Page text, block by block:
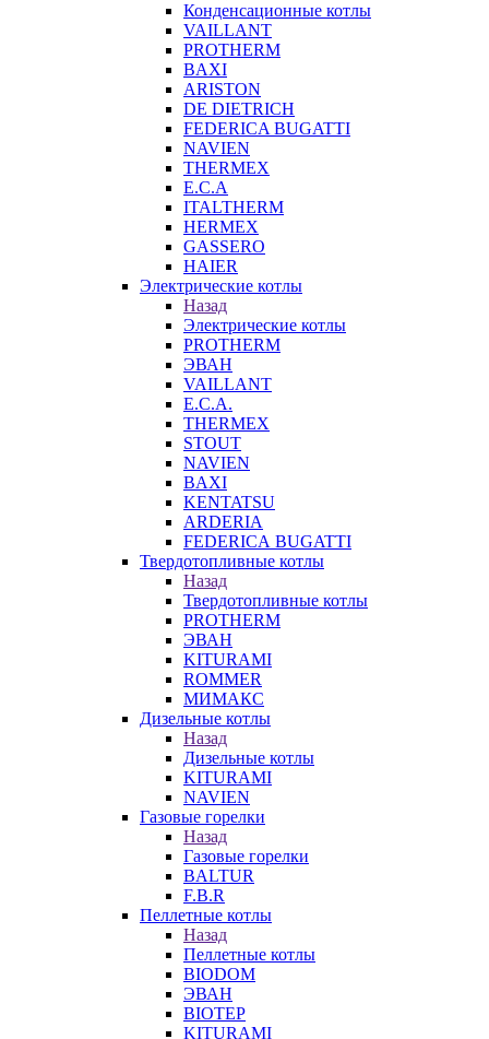
Конденсационные котлы
VAILLANT
PROTHERM
BAXI
ARISTON
DE DIETRICH
FEDERICA BUGATTI
NAVIEN
THERMEX
E.C.A
ITALTHERM
HERMEX
GASSERO
HAIER
Электрические котлы
Назад
Электрические котлы
PROTHERM
ЭВАН
VAILLANT
E.C.A.
THERMEX
STOUT
NAVIEN
BAXI
KENTATSU
ARDERIA
FEDERICА BUGATTI
Твердотопливные котлы
Назад
Твердотопливные котлы
PROTHERM
ЭВАН
KITURAMI
ROMMER
МИМАКС
Дизельные котлы
Назад
Дизельные котлы
KITURAMI
NAVIEN
Газовые горелки
Назад
Газовые горелки
BALTUR
F.B.R
Пеллетные котлы
Назад
Пеллетные котлы
BIODOM
ЭВАН
BIOTEP
KITURAMI